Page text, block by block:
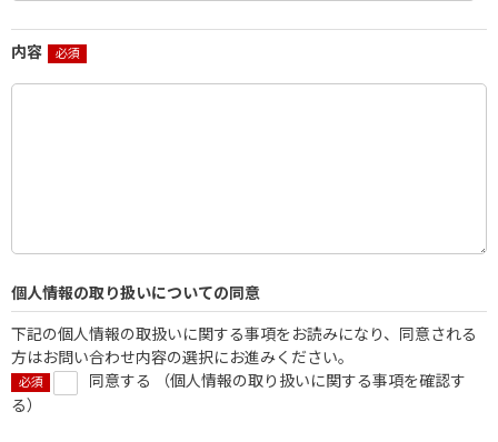
内容
個人情報の取り扱いについての同意
下記の個人情報の取扱いに関する事項をお読みになり、同意される
方はお問い合わせ内容の選択にお進みください。
同意する （個人情報の取り扱いに関する事項を確認す
る）